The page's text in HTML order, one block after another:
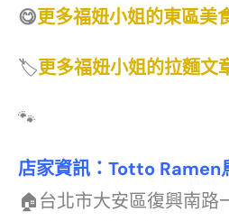
😋更多福妞小姐的東區美
🏷️更多福妞小姐的拉麵文
🐾
店家資訊：Totto Ramen
🏠台北市大安區復興南路